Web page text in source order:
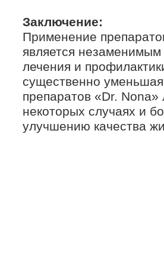
Заключение:
Применение
является
лечения и
существенно
препаратов «Dr.
некоторых случаях и
улучшению качества